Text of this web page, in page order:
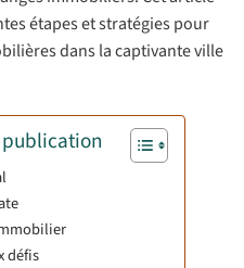
étapes et stratégies pour
dans la captivante ville
défis